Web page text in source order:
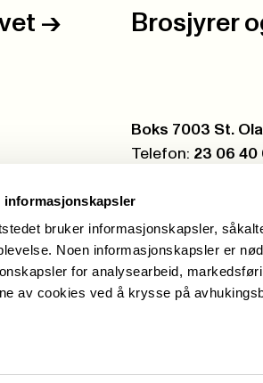
informasjonskapsler
bruker informasjonskapsler,
Noen informasjonskapsler er
for analysearbeid,
av cookies ved å krysse på
-> Brosjyrer
Postboks:
Boks 7003 St.
Telefon: 23 06 40